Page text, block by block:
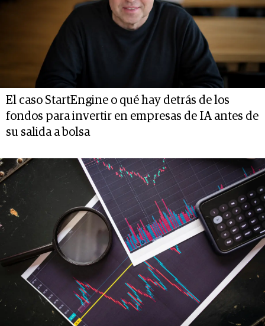
El caso StartEngine o qué hay detrás de los
fondos para invertir en empresas de IA antes de
su salida a bolsa